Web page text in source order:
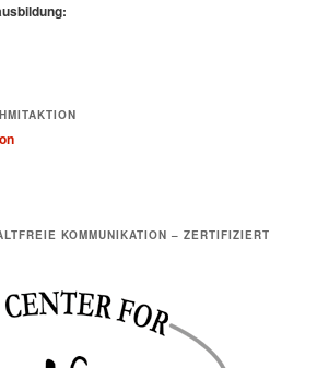
KOMMUNIKATION – ZERTIFIZIERT